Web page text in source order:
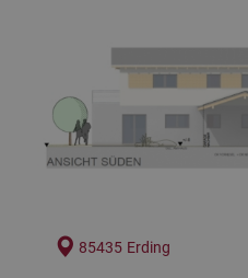
85435 Erding